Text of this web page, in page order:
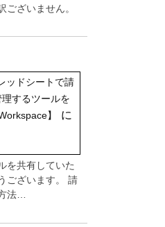
ございません。
ッドシートで請
するツールを
】
に
を共有していた
ございます。 請
法…